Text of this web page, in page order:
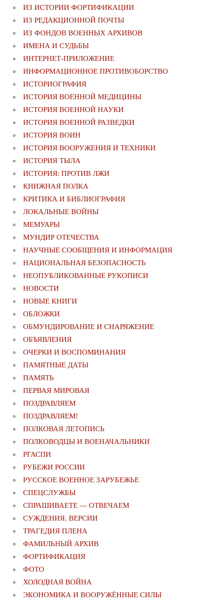
ИЗ ИСТОРИИ ФОРТИФИКАЦИИ
ИЗ РЕДАКЦИОННОЙ ПОЧТЫ
ИЗ ФОНДОВ ВОЕННЫХ АРХИВОВ
ИМЕНА И СУДЬБЫ
ИНТЕРНЕТ-ПРИЛОЖЕНИЕ
ИНФОРМАЦИОННОЕ ПРОТИВОБОРСТВО
ИСТОРИОГРАФИЯ
ИСТОРИЯ ВОЕННОЙ МЕДИЦИНЫ
ИСТОРИЯ ВОЕННОЙ НАУКИ
ИСТОРИЯ ВОЕННОЙ РАЗВЕДКИ
ИСТОРИЯ ВОИН
ИСТОРИЯ ВООРУЖЕНИЯ И ТЕХНИКИ
ИСТОРИЯ ТЫЛА
ИСТОРИЯ: ПРОТИВ ЛЖИ
КНИЖНАЯ ПОЛКА
КРИТИКА И БИБЛИОГРАФИЯ
ЛОКАЛЬНЫЕ ВОЙНЫ
МЕМУАРЫ
МУНДИР ОТЕЧЕСТВА
НАУЧНЫЕ СООБЩЕНИЯ И ИНФОРМАЦИЯ
НАЦИОНАЛЬНАЯ БЕЗОПАСНОСТЬ
НЕОПУБЛИКОВАННЫЕ РУКОПИСИ
НОВОСТИ
НОВЫЕ КНИГИ
ОБЛОЖКИ
ОБМУНДИРОВАНИЕ И СНАРЯЖЕНИЕ
ОБЪЯВЛЕНИЯ
ОЧЕРКИ И ВОСПОМИНАНИЯ
ПАМЯТНЫЕ ДАТЫ
ПАМЯТЬ
ПЕРВАЯ МИРОВАЯ
ПОЗДРАВЛЯЕМ
ПОЗДРАВЛЯЕМ!
ПОЛКОВАЯ ЛЕТОПИСЬ
ПОЛКОВОДЦЫ И ВОЕНАЧАЛЬНИКИ
РГАСПИ
РУБЕЖИ РОССИИ
РУССКОЕ ВОЕННОЕ ЗАРУБЕЖЬЕ
СПЕЦСЛУЖБЫ
СПРАШИВАЕТЕ — ОТВЕЧАЕМ
СУЖДЕНИЯ. ВЕРСИИ
ТРАГЕДИЯ ПЛЕНА
ФАМИЛЬНЫЙ АРХИВ
ФОРТИФИКАЦИЯ
ФОТО
ХОЛОДНАЯ ВОЙНА
ЭКОНОМИКА И ВООРУЖЁННЫЕ СИЛЫ